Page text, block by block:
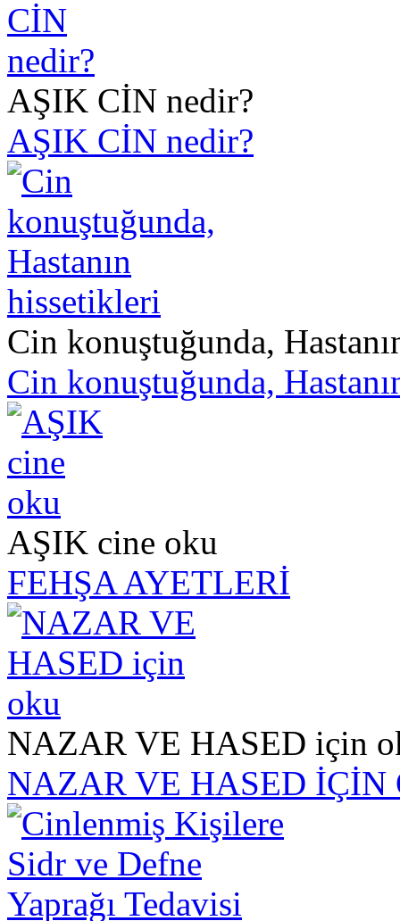
AŞIK CİN nedir?
AŞIK CİN nedir?
Cin konuştuğunda,
Cin konuştuğunda,
AŞIK cine oku
FEHŞA AYETLERİ
NAZAR VE HASED için
NAZAR VE HASED İÇİN